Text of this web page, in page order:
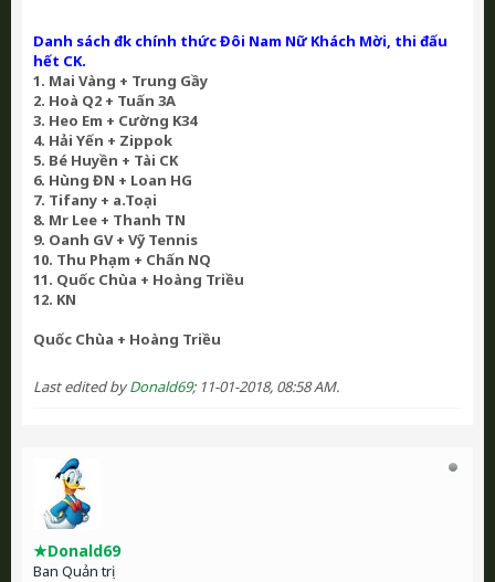
Danh sách đk chính thức Đôi Nam Nữ Khách Mời, thi đấu
hết CK.
1. Mai Vàng + Trung Gầy
2. Hoà Q2 + Tuấn 3A
3. Heo Em + Cường K34
4. Hải Yến + Zippok
5. Bé Huyền + Tài CK
6. Hùng ĐN + Loan HG
7. Tifany + a.Toại
8. Mr Lee + Thanh TN
9. Oanh GV + Vỹ Tennis
10. Thu Phạm + Chấn NQ
11. Quốc Chùa + Hoàng Triều
12. KN
Quốc Chùa + Hoàng Triều
Last edited byDonald69; 11-01-2018, 08:58 AM.
★Donald69
Ban Quản trị